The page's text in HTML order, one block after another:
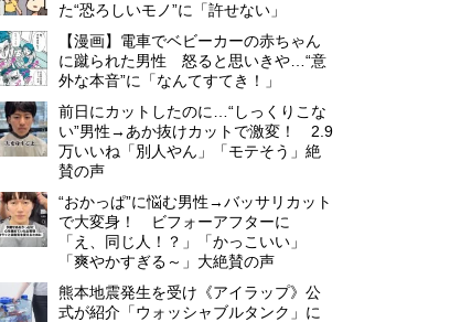
た“恐ろしいモノ”に「許せない」
【漫画】電車でベビーカーの赤ちゃん
に蹴られた男性 怒ると思いきや…“意
外な本音”に「なんてすてき！」
前日にカットしたのに…“しっくりこな
い”男性→あか抜けカットで激変！ 2.9
万いいね「別人やん」「モテそう」絶
賛の声
“おかっぱ”に悩む男性→バッサリカット
で大変身！ ビフォーアフターに
「え、同じ人！？」「かっこいい」
「爽やかすぎる～」大絶賛の声
熊本地震発生を受け《アイラップ》公
式が紹介「ウォッシャブルタンク」に